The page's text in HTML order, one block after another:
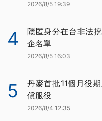
2026/8/5 19:39
4
隱匿身分在台非法
企名單
2026/8/5 16:03
5
丹麥首批11個月役
償服役
2026/8/4 12:35